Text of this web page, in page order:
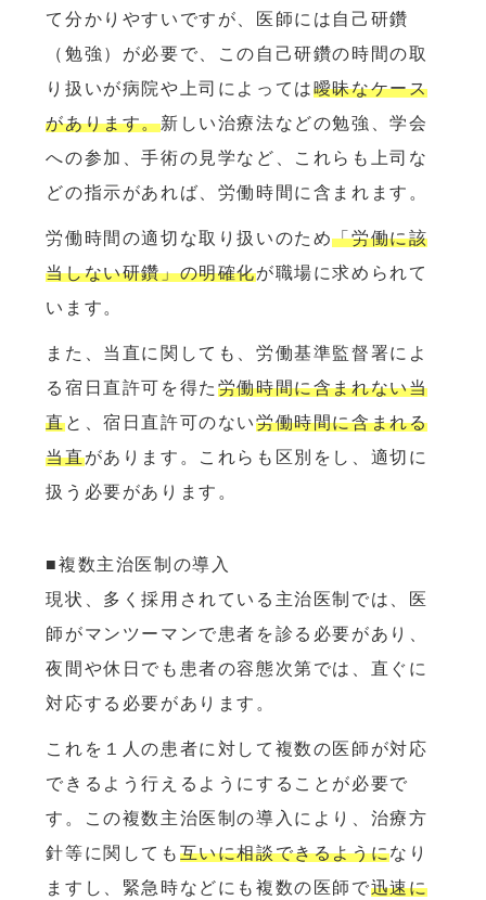
て分かりやすいですが、医師には自己研鑽
（勉強）が必要で、この自己研鑽の時間の取
り扱いが病院や上司によっては曖昧なケース
があります。新しい治療法などの勉強、学会
への参加、手術の見学など、これらも上司な
どの指示があれば、労働時間に含まれます。
労働時間の適切な取り扱いのため「労働に該
当しない研鑽」の明確化が職場に求められて
います。
また、当直に関しても、労働基準監督署によ
る宿日直許可を得た 労働時間に含まれない当
直と、宿日直許可のない労働時間に含まれる
当直があります。これらも区別をし、適切に
扱う必要があります。
■複数主治医制の導入
現状、多く採用されている主治医制では、医
師がマンツーマンで患者を診る必要があり、
夜間や休日でも患者の容態次第では、直ぐに
対応する必要があります。
これを１人の患者に対して複数の医師が対応
できるよう行えるようにすることが必要で
す。この複数主治医制の導入により、治療方
針等に関しても 互いに相談できるようになり
ますし、緊急時などにも複数の医師で迅速に